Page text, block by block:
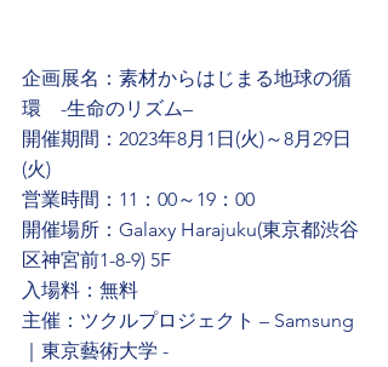
企画展名：素材からはじまる地球の循
環　-生命のリズム–
開催期間：2023年8月1日(火)～8月29日
(火)
営業時間：11：00～19：00
開催場所：Galaxy Harajuku(東京都渋谷
区神宮前1-8-9) 5F
入場料：無料
主催：ツクルプロジェクト – Samsung
｜東京藝術大学 -